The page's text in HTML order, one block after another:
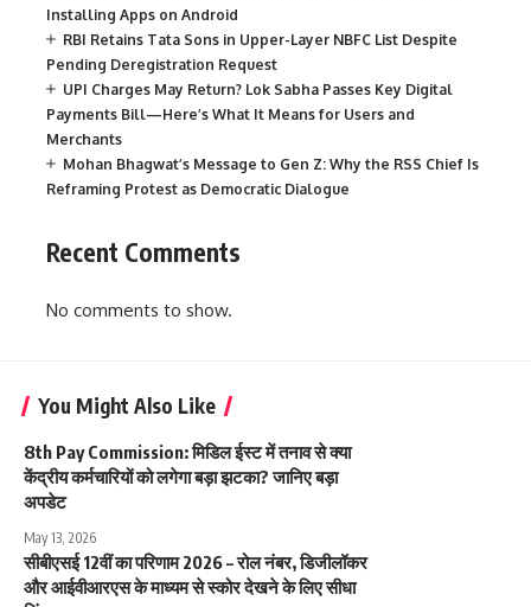
Installing Apps on Android
RBI Retains Tata Sons in Upper-Layer NBFC List Despite
Pending Deregistration Request
UPI Charges May Return? Lok Sabha Passes Key Digital
Payments Bill—Here’s What It Means for Users and
Merchants
Mohan Bhagwat’s Message to Gen Z: Why the RSS Chief Is
Reframing Protest as Democratic Dialogue
Recent Comments
No comments to show.
You Might Also Like
8th Pay Commission: मिडिल ईस्ट में तनाव से क्या
केंद्रीय कर्मचारियों को लगेगा बड़ा झटका? जानिए बड़ा
अपडेट
May 13, 2026
सीबीएसई 12वीं का परिणाम 2026 – रोल नंबर, डिजीलॉकर
और आईवीआरएस के माध्यम से स्कोर देखने के लिए सीधा